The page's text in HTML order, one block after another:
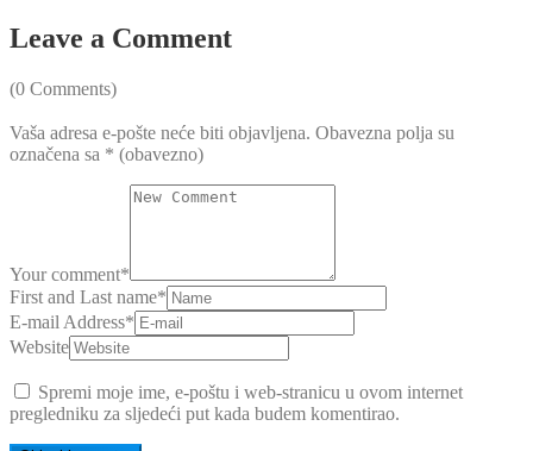
Leave a Comment
(0 Comments)
Vaša adresa e-pošte neće biti objavljena. Obavezna polja su
označena sa * (obavezno)
Your comment*
First and Last name*
E-mail Address*
Website
Spremi moje ime, e-poštu i web-stranicu u ovom internet
pregledniku za sljedeći put kada budem komentirao.